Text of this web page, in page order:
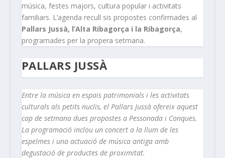
música, festes majors, cultura popular i activitats
familiars. L’agenda recull sis propostes confirmades al
Pallars Jussà, l’Alta Ribagorça i la Ribagorça,
programades per la propera setmana.
PALLARS JUSSÀ
Entre la música en espais patrimonials i les activitats
culturals als petits nuclis, el Pallars Jussà ofereix aquest
cap de setmana dues propostes a Pessonada i Conques.
La programació inclou un concert a la llum de les
espelmes i una actuació de música antiga amb
degustació de productes de proximitat.